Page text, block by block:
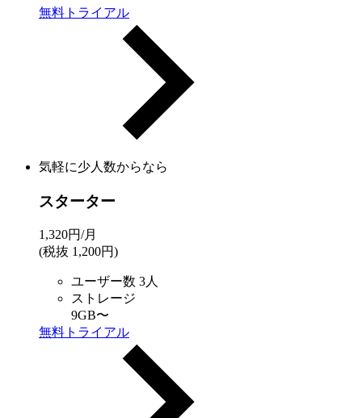
無料トライアル
気軽に少人数からなら
スターター
1,320円/月
(税抜 1,200円)
ユーザー数 3人
ストレージ
9GB〜
無料トライアル